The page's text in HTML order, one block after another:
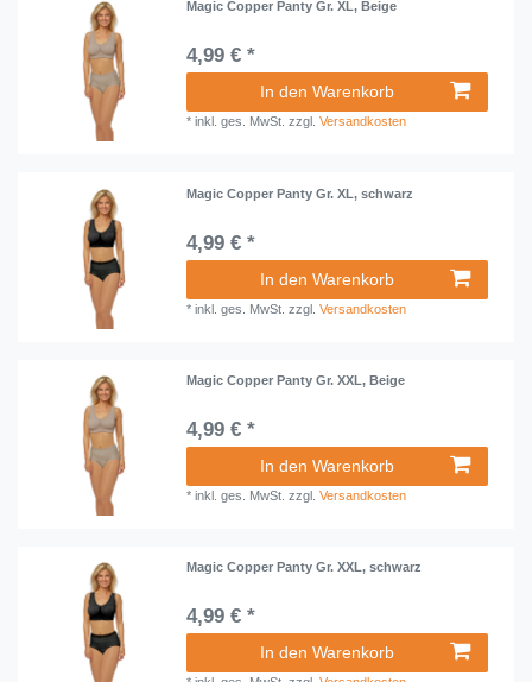
Magic Copper Panty Gr. XL, Beige
4,99 € *
In den Warenkorb
*inkl. ges. MwSt. zzgl.Versandkosten
Magic Copper Panty Gr. XL, schwarz
4,99 € *
In den Warenkorb
*inkl. ges. MwSt. zzgl.Versandkosten
Magic Copper Panty Gr. XXL, Beige
4,99 € *
In den Warenkorb
*inkl. ges. MwSt. zzgl.Versandkosten
Magic Copper Panty Gr. XXL, schwarz
4,99 € *
In den Warenkorb